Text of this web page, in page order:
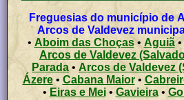
Freguesias do município de
Arcos de Valdevez
• Aboim das Choças• Aguiã•
Arcos de Valdevez
Parada • Arcos de Valdevez
Ázere• Cabana Maior•
• Eiras e Mei• Gavieira•